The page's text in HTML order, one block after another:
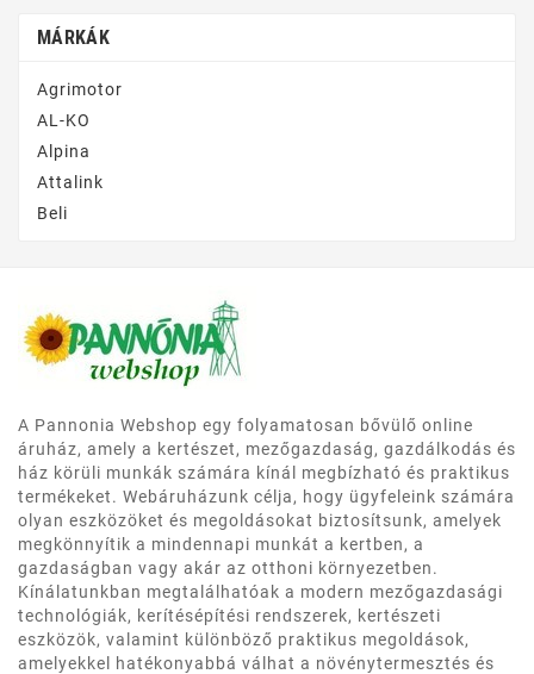
MÁRKÁK
Agrimotor
AL-KO
Alpina
Attalink
Beli
A Pannonia Webshop egy folyamatosan bővülő online
áruház, amely a kertészet, mezőgazdaság, gazdálkodás és
ház körüli munkák számára kínál megbízható és praktikus
termékeket. Webáruházunk célja, hogy ügyfeleink számára
olyan eszközöket és megoldásokat biztosítsunk, amelyek
megkönnyítik a mindennapi munkát a kertben, a
gazdaságban vagy akár az otthoni környezetben.
Kínálatunkban megtalálhatóak a modern mezőgazdasági
technológiák, kerítésépítési rendszerek, kertészeti
eszközök, valamint különböző praktikus megoldások,
amelyekkel hatékonyabbá válhat a növénytermesztés és